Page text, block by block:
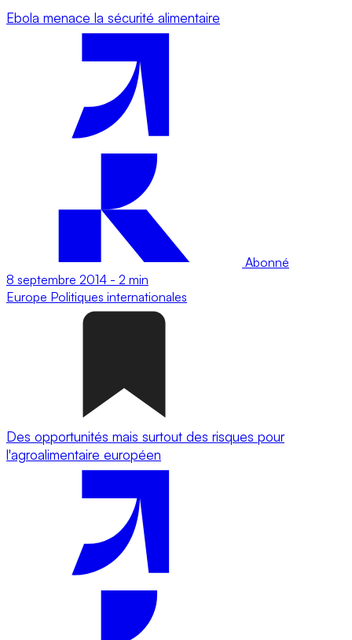
Ebola menace la sécurité alimentaire
Abonné
8 septembre 2014 - 2 min
Europe Politiques internationales
Des opportunités mais surtout des risques pour
l'agroalimentaire européen